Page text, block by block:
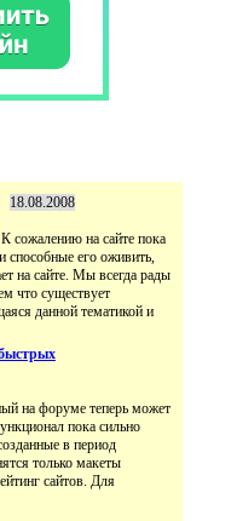
18.08.2008
сожалению на сайте пока
его оживить,
на сайте. Мы всегда рады
что существует
данной тематикой и
на форуме теперь может
пока сильно
в период
только макеты
сайтов. Для